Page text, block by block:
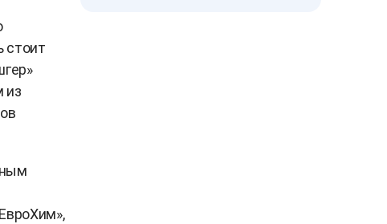
стоит
из